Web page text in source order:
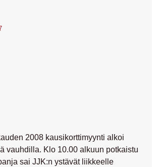
2008 kausikorttimyynti alkoi
vauhdilla. Klo 10.00 alkuun potkaistu
sai JJK:n ystävät liikkeelle